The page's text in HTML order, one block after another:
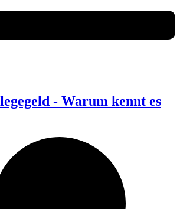
- Warum kennt es